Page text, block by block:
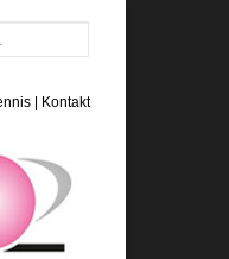
Kontakt